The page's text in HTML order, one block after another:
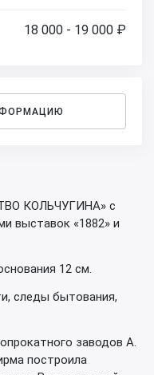
18 000 - 19 000 ₽
КОЛЬЧУГИНА» с
выставок «1882» и
12 см.
следы бытования,
заводов А.
построила